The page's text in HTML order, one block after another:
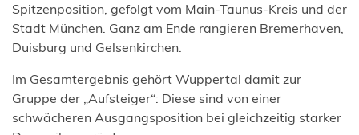
Spitzenposition, gefolgt vom Main-Taunus-Kreis und der
Stadt München. Ganz am Ende rangieren Bremerhaven,
Duisburg und Gelsenkirchen.
Im Gesamtergebnis gehört Wuppertal damit zur
Gruppe der „Aufsteiger“: Diese sind von einer
schwächeren Ausgangsposition bei gleichzeitig starker